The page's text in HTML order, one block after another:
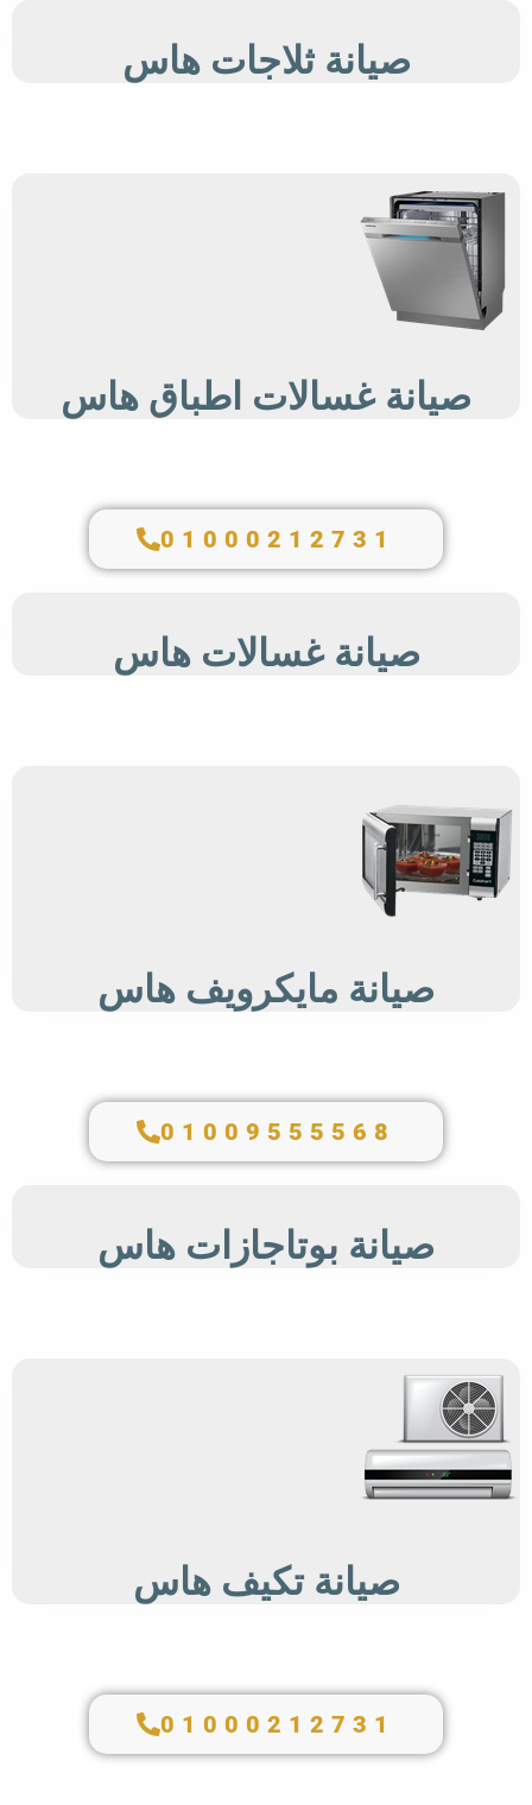
صيانة ثلاجات هاس
صيانة غسالات اطباق هاس
01000212731
صيانة غسالات هاس
صيانة مايكرويف هاس
01009555568
صيانة بوتاجازات هاس
صيانة تكيف هاس
01000212731